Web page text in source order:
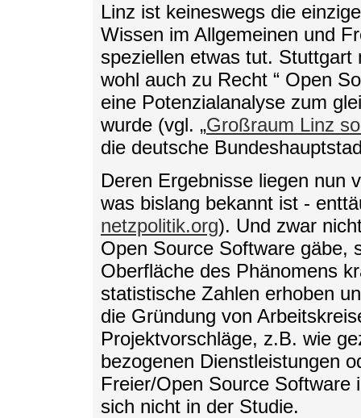
Linz ist keineswegs die
Wissen im Allgemeinen und
speziellen etwas tut.
wohl auch zu Recht “ Open
eine Potenzialanalyse zum
wurde (vgl. „Großraum Linz
die deutsche
Deren Ergebnisse liegen nun
was bislang bekannt ist -
netzpolitik.org). Und zwar
Open Source Software gäbe,
Oberfläche des Phänomens
statistische Zahlen erhoben
die Gründung von
Projektvorschläge, z.B. wie
bezogenen Dienstleistungen
Freier/Open Source Software
sich nicht in der Studie.